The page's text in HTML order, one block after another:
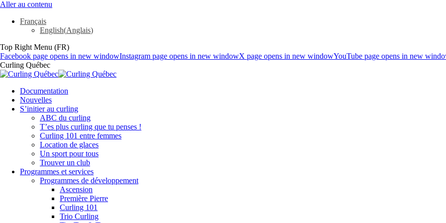
Aller au contenu
Français
English(Anglais)
Top Right Menu (FR)
Facebook page opens in new windowInstagram page opens in new windowX page opens in new windowYouTube page opens in new
Curling Québec
Documentation
Nouvelles
S’initier au curling
ABC du curling
T’es plus curling que tu penses !
Curling 101 entre femmes
Location de glaces
Un sport pour tous
Trouver un club
Programmes et services
Programmes de développement
Ascension
Première Pierre
Curling 101
Trio Curling